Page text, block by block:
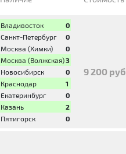
Владивосток
0
Санкт-Петербург
0
Москва (Химки)
0
Москва (Волжская)3
Новосибирск
0
Краснодар
1
Екатеринбург
0
Казань
2
Пятигорск
0
9 200 руб